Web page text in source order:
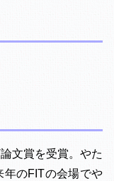
文賞を受賞。やた
年のFITの会場でや